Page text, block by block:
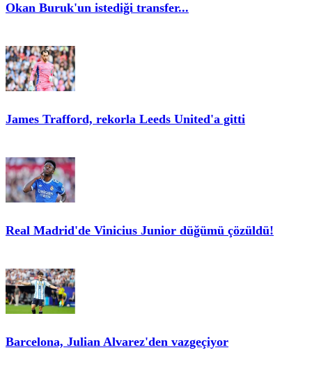
Okan Buruk'un istediği transfer...
James Trafford, rekorla Leeds United'a gitti
Real Madrid'de Vinicius Junior düğümü çözüldü!
Barcelona, Julian Alvarez'den vazgeçiyor